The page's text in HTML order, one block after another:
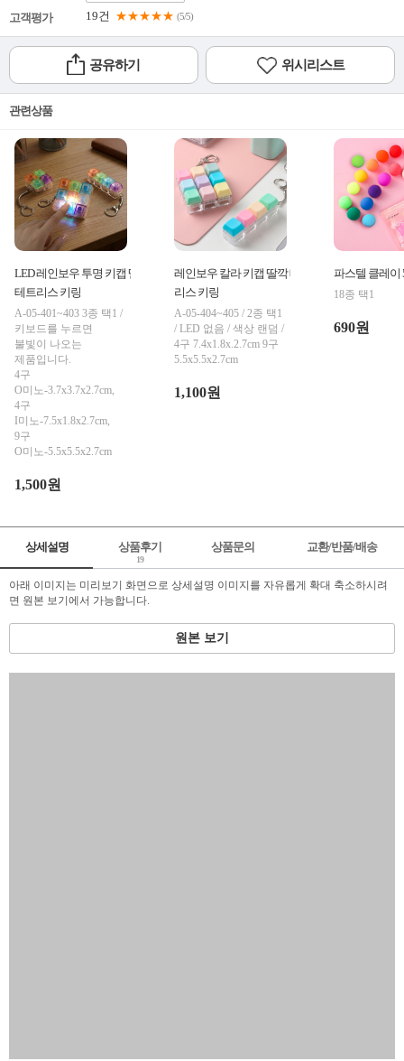
고객평가 19건 ★★★★★ (5/5)
공유하기 위시리스트
관련상품
LED 레인보우 투명 키캡 딸깍
테트리스 키링
A-05-401~403 3종 택1 /
키보드를 누르면
불빛이 나오는
제품입니다.
4구
O미노-3.7x3.7x2.7cm,
4구
I미노-7.5x1.8x2.7cm,
9구
O미노-5.5x5.5x2.7cm
1,500원
레인보우 칼라 키캡 딸깍 테트
리스 키링
A-05-404~405 / 2종 택1
/ LED 없음 / 색상 랜덤 /
4구 7.4x1.8x.2.7cm 9구
5.5x5.5x2.7cm
1,100원
파스텔 클레이
18종 택1
690원
상세설명 상품후기
19
상품문의 교환/반품/배송
아래 이미지는 미리보기 화면으로 상세설명 이미지를 자유롭게 확대 축소하시려
면 원본 보기에서 가능합니다.
원본 보기